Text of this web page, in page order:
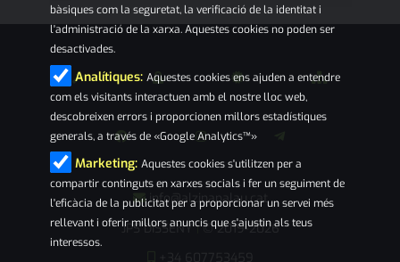
info@alzinapalau.cat
JPS DISSENY|© 2019-2026
bàsiques com la seguretat, la verificació de la identitat i
l'administració de la xarxa. Aquestes cookies no poden ser
desactivades.
Analítiques: Aquestes cookies ens ajuden a entendre
com els visitants interactuen amb el nostre lloc web,
descobreixen errors i proporcionen millors estadístiques
generals, a través de «Google Analytics™»
Marketing: Aquestes cookies s'utilitzen per a
compartir continguts en xarxes socials i fer un seguiment de
l'eficàcia de la publicitat per a proporcionar un servei més
rellevant i oferir millors anuncis que s'ajustin als teus
interessos.